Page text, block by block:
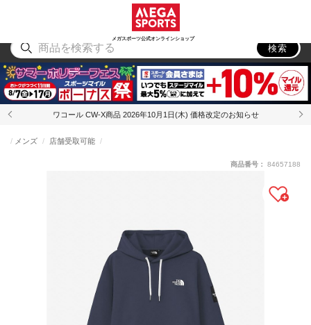
メガスポーツ公式オンラインショップ
アウトドア
検索
ワコール CW-X商品 2026年10月1日(木) 価格改定のお知らせ
メンズ 店舗受取可能
商品番号： 84657188